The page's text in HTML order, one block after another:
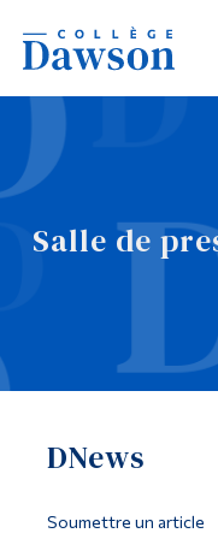
Salle de
DNews
Soumettre un article